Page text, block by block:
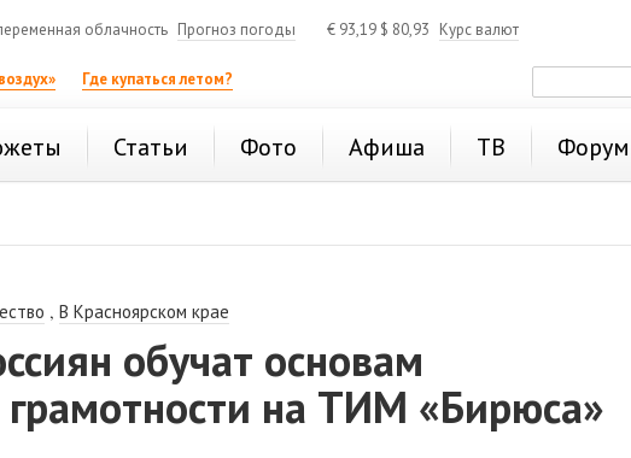
облачность Прогноз погоды € 93,19 $ 80,93 Курс валют
Где купаться летом?
Статьи Фото Афиша ТВ Форум
,В Красноярском крае
обучат основам
на ТИМ «Бирюса»